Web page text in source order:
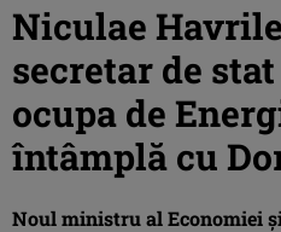
Niculae
secretar de
ocupa de
întâmplă cu
Noul ministru al Economiei